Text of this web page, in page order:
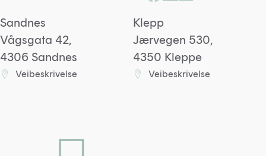
Sandnes
Vågsgata 42,
4306 Sandnes
Lenke til Sandneskontoret på Google maps
Veibeskrivelse
Klepp
Jærvegen 530,
4350 Kleppe
Lenke til Kleppkontoret
Veibeskrivelse